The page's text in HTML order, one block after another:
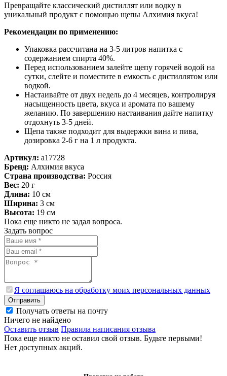
Превращайте классический дистиллят или водку в
уникальный продукт с помощью щепы Алхимия вкуса!
Рекомендации по применению:
Упаковка рассчитана на 3-5 литров напитка с
содержанием спирта 40%.
Перед использованием залейте щепу горячей водой на
сутки, слейте и поместите в емкость с дистиллятом или
водкой.
Настаивайте от двух недель до 4 месяцев, контролируя
насыщенность цвета, вкуса и аромата по вашему
желанию. По завершению настаивания дайте напитку
отдохнуть 3-5 дней.
Щепа также подходит для выдержки вина и пива,
дозировка 2-6 г на 1 л продукта.
Артикул: a17728
Бренд: Алхимия вкуса
Страна производства: Россия
Вес: 20 г
Длина: 10 см
Ширина: 3 см
Высота: 19 см
Пока еще никто не задал вопроса.
Задать вопрос
Я соглашаюсь на обработку моих персональных данных
Отправить
Получать ответы на почту
Ничего не найдено
Оставить отзыв Правила написания отзыва
Пока еще никто не оставил свой отзыв. Будьте первыми!
Нет доступных акций.